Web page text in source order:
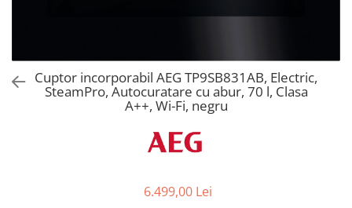
Ingrijirea rufelor si a vaselor
Masini de spalat vase
Masini de spalat rufe cu uscator
Cuptor incorporabil AEG TP9SB831AB, Electric,
SteamPro, Autocuratare cu abur, 70 l, Clasa
A++, Wi-Fi, negru
6.499,00 Lei